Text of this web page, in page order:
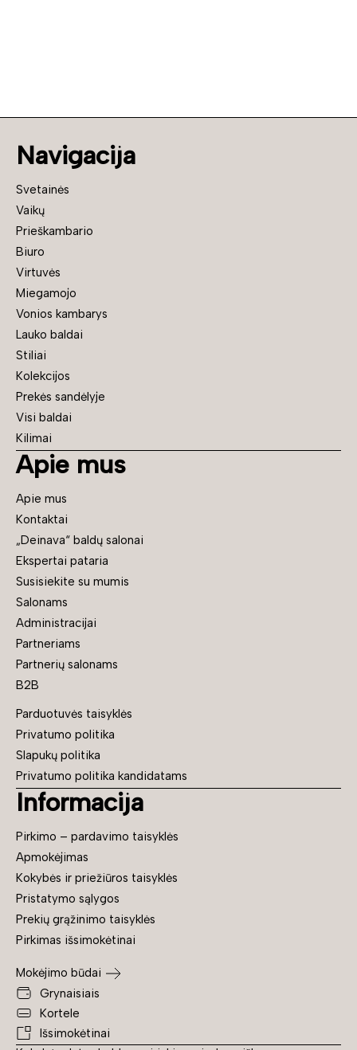
Navigacija
Svetainės
Vaikų
Prieškambario
Biuro
Virtuvės
Miegamojo
Vonios kambarys
Lauko baldai
Stiliai
Kolekcijos
Prekės sandėlyje
Visi baldai
Kilimai
Apie mus
Apie mus
Kontaktai
„Deinava“ baldų salonai
Ekspertai pataria
Susisiekite su mumis
Salonams
Administracijai
Partneriams
Partnerių salonams
B2B
Parduotuvės taisyklės
Privatumo politika
Slapukų politika
Privatumo politika kandidatams
Informacija
Pirkimo – pardavimo taisyklės
Apmokėjimas
Kokybės ir priežiūros taisyklės
Pristatymo sąlygos
Prekių grąžinimo taisyklės
Pirkimas išsimokėtinai
Mokėjimo būdai
Grynaisiais
Kortele
Išsimokėtinai